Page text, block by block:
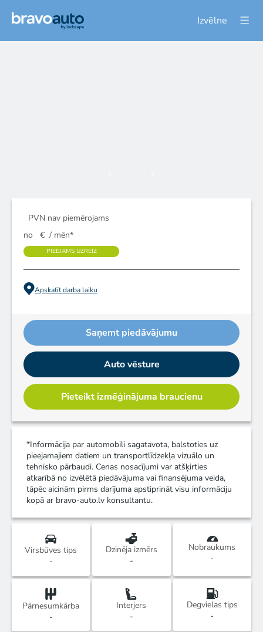
Izvēlne
PVN nav piemērojams
no
€ / mēn*
PIEEJAMS UZREIZ
Apskatīt darba laiku
Saņemt piedāvājumu
Auto vēsture
Pieteikt izmēģinājuma braucienu
*Informācija par automobili sagatavota, balstoties uz
pieejamajiem datiem un transportlīdzekļa vizuālo un
tehnisko pārbaudi. Cenas nosacījumi var atšķirties
atkarībā no izvēlētā piedāvājuma vai finansējuma veida,
tāpēc aicinām pirms darījuma apstiprināt visu informāciju
kopā ar bravo-auto.lv konsultantu.
Virsbūves tips
-
Dzinēja izmērs
-
Nobraukums
-
Pārnesumkārba
-
Interjers
-
Degvielas tips
-